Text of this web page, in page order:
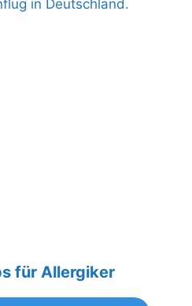
in Deutschland.
für Allergiker